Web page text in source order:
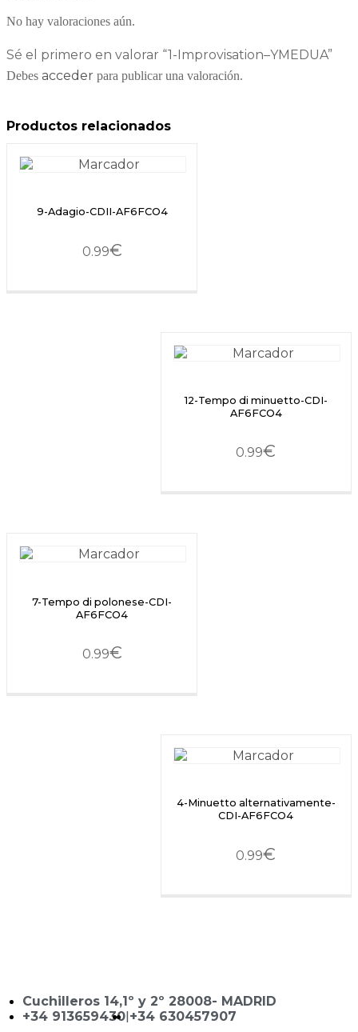
No hay valoraciones aún.
Sé el primero en valorar “1-Improvisation–YMEDUA”
Debes acceder para publicar una valoración.
Productos relacionados
9-Adagio-CDII-AF6FCO4
0.99€
12-Tempo di minuetto-CDI-
AF6FCO4
0.99€
7-Tempo di polonese-CDI-
AF6FCO4
0.99€
4-Minuetto alternativamente-
CDI-AF6FCO4
0.99€
Cuchilleros 14,1º y 2º 28008- MADRID
+34 913659430|+34 630457907